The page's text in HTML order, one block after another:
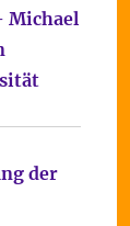
Michael
der